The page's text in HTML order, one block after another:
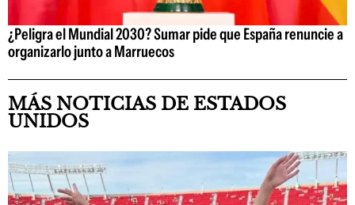
¿Peligra el Mundial 2030? Sumar pide que España renuncie a
organizarlo junto a Marruecos
MÁS NOTICIAS DE ESTADOS
UNIDOS